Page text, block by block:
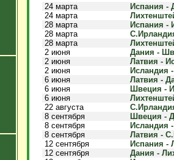
24 марта
Испания -
24 марта
28 марта
Испания -
28 марта
28 марта
2 июня
Дания -
2 июня
Латвия -
2 июня
Исландия
6 июня
Латвия -
6 июня
Швеция -
6 июня
22 августа
8 сентября
Швеция -
8 сентября
Исландия
8 сентября
Латвия -
12 сентября
Испания -
12 сентября
Дания -